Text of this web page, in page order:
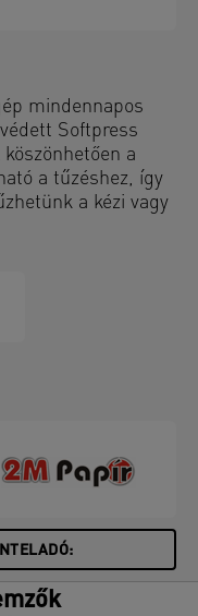
mindennapos
Softpress
a
a tűzéshez, így
a kézi vagy
Leitz
által 40%-os
szabadalommal
és Leitz Softpress
minden